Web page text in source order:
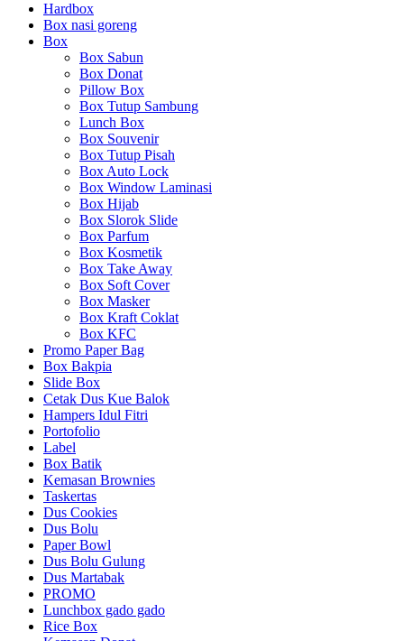
Hardbox
Box nasi goreng
Box
Box Sabun
Box Donat
Pillow Box
Box Tutup Sambung
Lunch Box
Box Souvenir
Box Tutup Pisah
Box Auto Lock
Box Window Laminasi
Box Hijab
Box Slorok Slide
Box Parfum
Box Kosmetik
Box Take Away
Box Soft Cover
Box Masker
Box Kraft Coklat
Box KFC
Promo Paper Bag
Box Bakpia
Slide Box
Cetak Dus Kue Balok
Hampers Idul Fitri
Portofolio
Label
Box Batik
Kemasan Brownies
Taskertas
Dus Cookies
Dus Bolu
Paper Bowl
Dus Bolu Gulung
Dus Martabak
PROMO
Lunchbox gado gado
Rice Box